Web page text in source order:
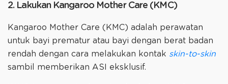
2. Lakukan Kangaroo Mother Care (KMC)
Kangaroo Mother Care (KMC) adalah perawatan
untuk bayi prematur atau bayi dengan berat badan
rendah dengan cara melakukan kontak skin-to-skin
sambil memberikan ASI eksklusif.